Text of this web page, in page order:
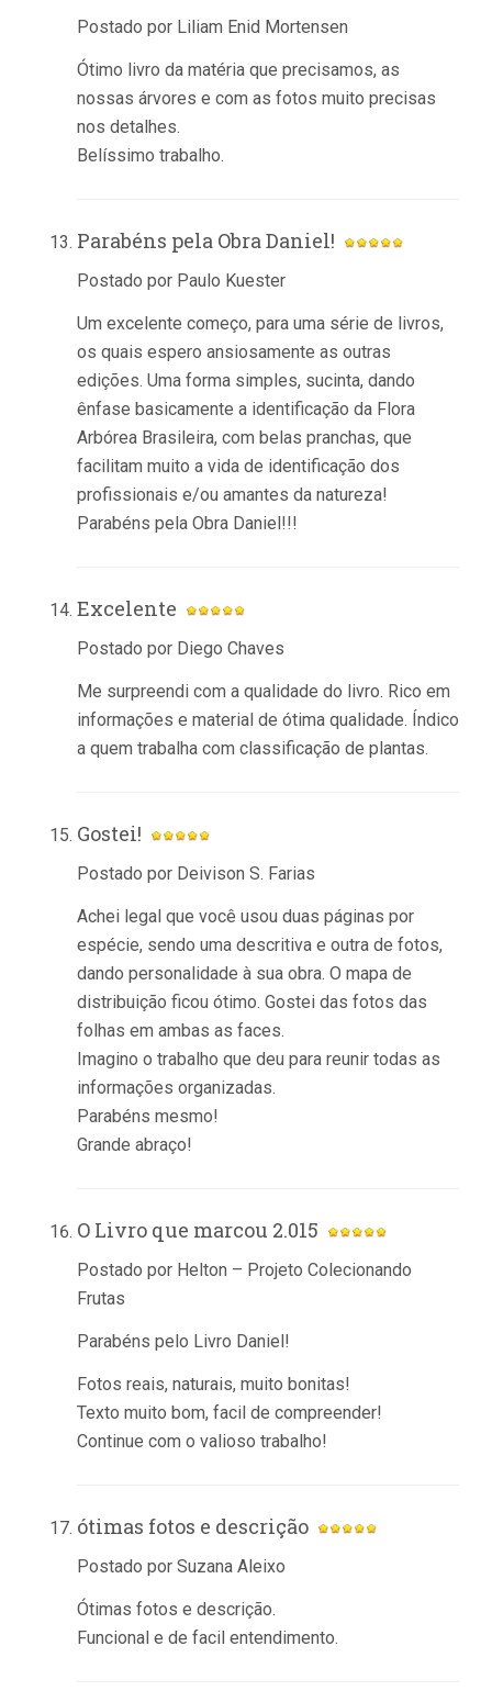
Postado por Liliam Enid Mortensen
Ótimo livro da matéria que precisamos, as
nossas árvores e com as fotos muito precisas
nos detalhes.
Belíssimo trabalho.
Parabéns pela Obra Daniel!
Postado por Paulo Kuester
Um excelente começo, para uma série de livros,
os quais espero ansiosamente as outras
edições. Uma forma simples, sucinta, dando
ênfase basicamente a identificação da Flora
Arbórea Brasileira, com belas pranchas, que
facilitam muito a vida de identificação dos
profissionais e/ou amantes da natureza!
Parabéns pela Obra Daniel!!!
Excelente
Postado por Diego Chaves
Me surpreendi com a qualidade do livro. Rico em
informações e material de ótima qualidade. Índico
a quem trabalha com classificação de plantas.
Gostei!
Postado por Deivison S. Farias
Achei legal que você usou duas páginas por
espécie, sendo uma descritiva e outra de fotos,
dando personalidade à sua obra. O mapa de
distribuição ficou ótimo. Gostei das fotos das
folhas em ambas as faces.
Imagino o trabalho que deu para reunir todas as
informações organizadas.
Parabéns mesmo!
Grande abraço!
O Livro que marcou 2.015
Postado por Helton – Projeto Colecionando
Frutas
Parabéns pelo Livro Daniel!
Fotos reais, naturais, muito bonitas!
Texto muito bom, facil de compreender!
Continue com o valioso trabalho!
ótimas fotos e descrição
Postado por Suzana Aleixo
Ótimas fotos e descrição.
Funcional e de facil entendimento.